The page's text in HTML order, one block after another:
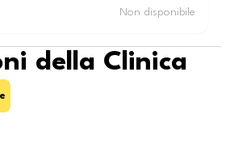
Non disponibile
della Clinica